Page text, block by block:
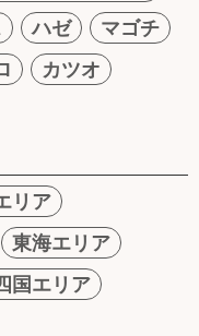
ハゼ
マゴチ
カツオ
リア
東海エリア
国エリア